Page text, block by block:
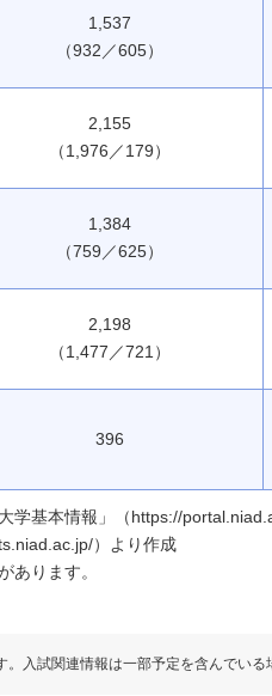
1,537
（932／605）
2,155
（1,976／179）
1,384
（759／625）
2,198
（1,477／721）
396
学基本情報」（https://
）より作成
あります。
入試関連情報は一部予定を含んでい